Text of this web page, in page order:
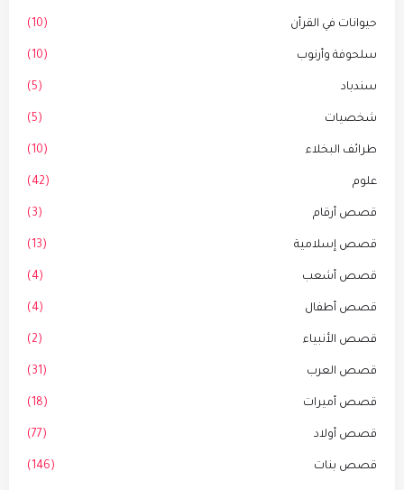
حيوانات في القرأن (10)
سلحوفة وأرنوب (10)
سندباد (5)
شخصيات (5)
طرائف البخلاء (10)
علوم (42)
قصص أرقام (3)
قصص إسلامية (13)
قصص أشعب (4)
قصص أطفال (4)
قصص الأنبياء (2)
قصص العرب (31)
قصص أميرات (18)
قصص أولاد (77)
قصص بنات (146)